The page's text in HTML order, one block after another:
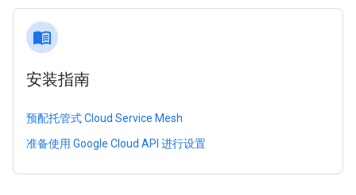
menu_book
安装指南
预配托管式 Cloud Service Mesh
准备使用 Google Cloud API 进行设置